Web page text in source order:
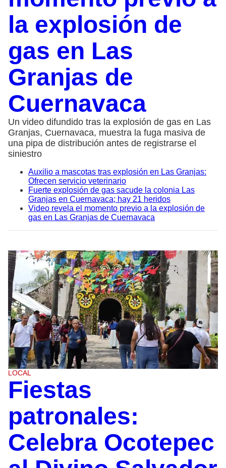
la explosión de
gas en Las
Granjas de
Cuernavaca
Un video difundido tras la explosión de gas en Las
Granjas, Cuernavaca, muestra la fuga masiva de
una pipa de distribución antes de registrarse el
siniestro
Auxilio a mascotas tras explosión en Las Granjas:
Ofrecen servicio veterinario
Fuerte explosión de gas sacude la colonia Las
Granjas en Cuernavaca; hay 21 heridos
Video revela el momento previo a la explosión de
gas en Las Granjas de Cuernavaca
LOCAL
Fiestas
patronales:
Celebra Ocotepec